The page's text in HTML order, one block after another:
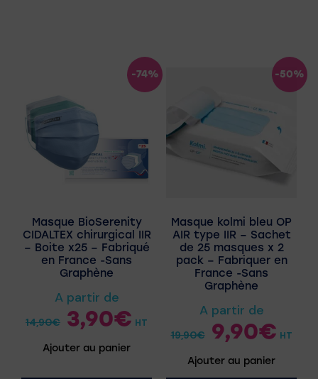
-74%
Masque BioSerenity
CIDALTEX chirurgical IIR
– Boite x25 – Fabriqué
en France -Sans
Graphène
A partir de
14,90€ 3,90€ HT
Ajouter au panier
-50%
Masque kolmi bleu OP
AIR type IIR – Sachet
de 25 masques x 2
pack – Fabriquer en
France -Sans
Graphène
A partir de
19,90€ 9,90€ HT
Ajouter au panier